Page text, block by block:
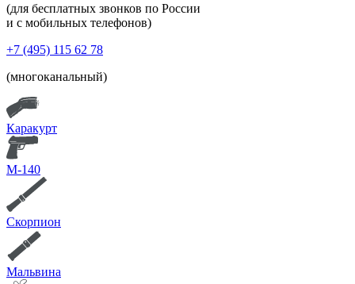
(для бесплатных звонков по России
и с мобильных телефонов)
+7 (495) 115 62 78
(многоканальный)
Каракурт
М-140
Скорпион
Мальвина